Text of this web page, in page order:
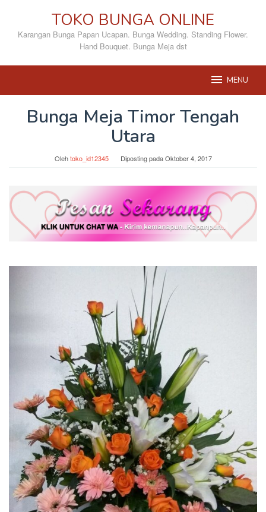
konten
TOKO BUNGA ONLINE
Karangan Bunga Papan Ucapan. Bunga Wedding. Standing Flower.
Hand Bouquet. Bunga Meja dst
MENU
Bunga Meja Timor Tengah
Utara
Olehtoko_id12345 Diposting padaOktober 4, 2017